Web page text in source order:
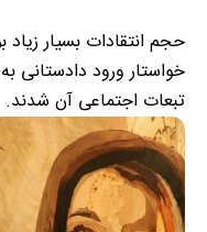
حجم انتقادات بسیار
خواستار ورود دادستانی
تبعات اجتماعی آن شدند.